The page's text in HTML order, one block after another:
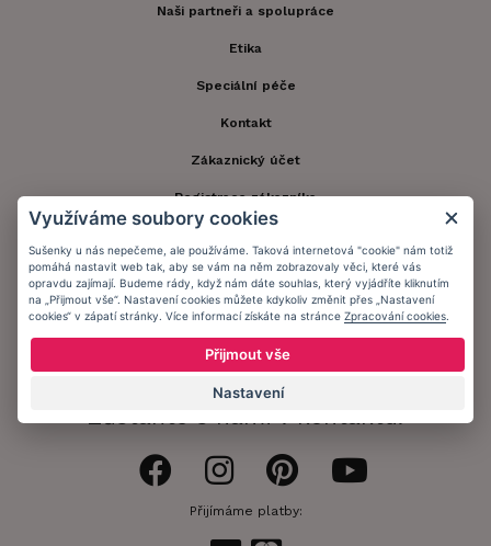
Naši partneři a spolupráce
Etika
Speciální péče
Kontakt
Zákaznický účet
Registrace zákazníka
Doprava a platba
Obchodní podmínky
Ochrana osobních údajů
Informační memorandum
Přijímáme platby:
Využíváme soubory cookies
Sušenky u nás nepečeme, ale používáme. Taková internetová "cookie" nám totiž
pomáhá nastavit web tak, aby se vám na něm zobrazovaly věci, které vás
opravdu zajímají. Budeme rády, když nám dáte souhlas, který vyjádříte kliknutím
na „Přijmout vše“. Nastavení cookies můžete kdykoliv změnit přes „Nastavení
cookies“ v zápatí stránky. Více informací získáte na stránce Zpracování cookies
Přijmout vše
Nastavení